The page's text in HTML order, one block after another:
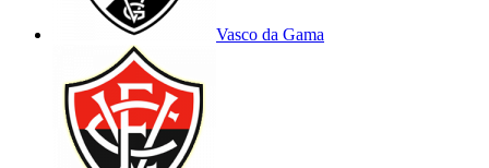
Vasco da Gama